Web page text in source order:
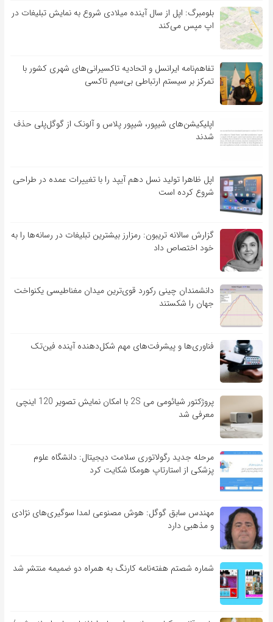
بلومبرگ: اپل از سال آینده میلادی شروع به نمایش تبلیغات در
اپ مپس می‌کند
تفاهم‌نامه‌ ایرانسل و اتحادیه تاکسیرانی‌های شهری کشور با
تمرکز بر سیستم ارتباطی بی‌سیم تاکسی
اپلیکیشن‌های شیپور، شیپور پلاس و آلونک از گوگل‌پلی حذف
شدند
اپل ظاهرا تولید نسل دهم آیپد را با تغییرات عمده در طراحی
شروع کرده است
گزارش سالانه تریبون: رمزارز بیشترین تبلیغات در رسانه‌ها را به
خود اختصاص داد
دانشمندان چینی رکورد قوی‌ترین میدان مغناطیسی یکنواخت
جهان را شکستند
فناوری‌ها و پیشرفت‌های مهم شکل‌دهنده آینده فین‌تک
پروژکتور شیائومی می 2S با امکان نمایش تصویر 120 اینچی
معرفی شد
مرحله جدید رگولاتوری سلامت دیجیتال: دانشگاه علوم
پزشکی از استارتاپ هومکا شکایت کرد
مهندس سابق گوگل: هوش مصنوعی لمدا سوگیری‌های نژادی
و مذهبی دارد
شماره شصتم هفته‌نامه کارنگ به همراه دو ضمیمه منتشر شد